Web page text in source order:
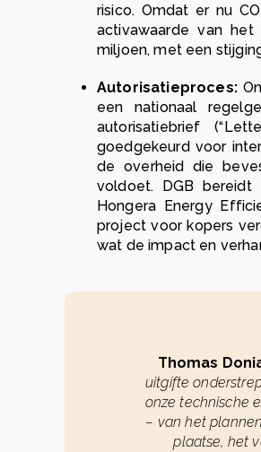
risico. Omdat er nu
activawaarde van
miljoen, met een
Autorisatieproces:
een nationaal
autorisatiebrief
goedgekeurd voor
de overheid die
voldoet. DGB
Hongera Energy
project voor kopers
wat de impact en
Thomas
uitgifte
onze technische
– van het
plaatse, het